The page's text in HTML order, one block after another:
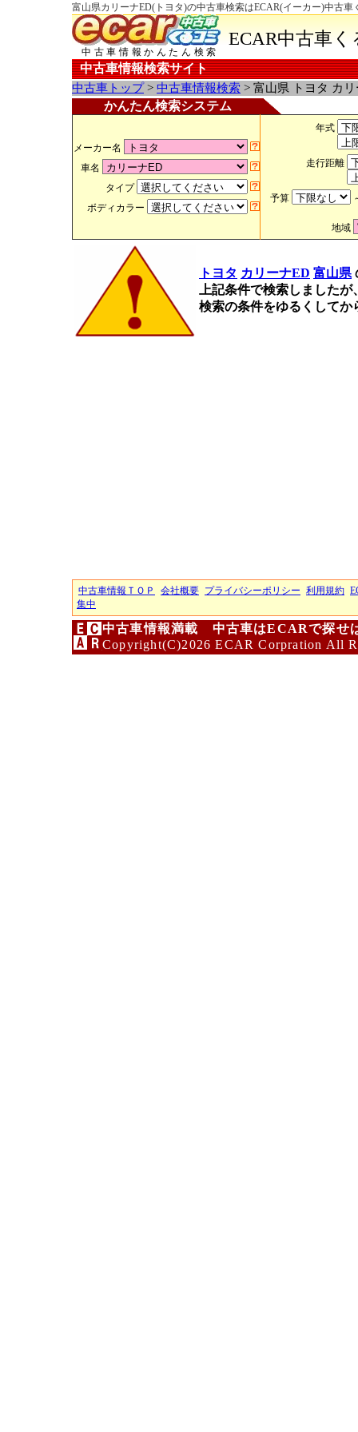
富山県カリーナED(トヨタ)の中古車検索はECAR(イーカー)中古車
中古車情報かんたん検索
ECAR中古車
中古車情報検索サイト
中古車トップ> 中古車情報検索 > 富山県 トヨタ カ
かんたん検索システム
メーカー名
車名
タイプ
ボディカラー
年式
走行距離
予算
地域
トヨタ カリーナED 富山県
上記条件で検索しました
検索の条件をゆるくして
中古車情報ＴＯＰ 会社概要 プライバシーポリシー 利用規約
集中
中古車情報満載 中古車はECARで探せ
Copyright(C)2026 ECAR Corpration All